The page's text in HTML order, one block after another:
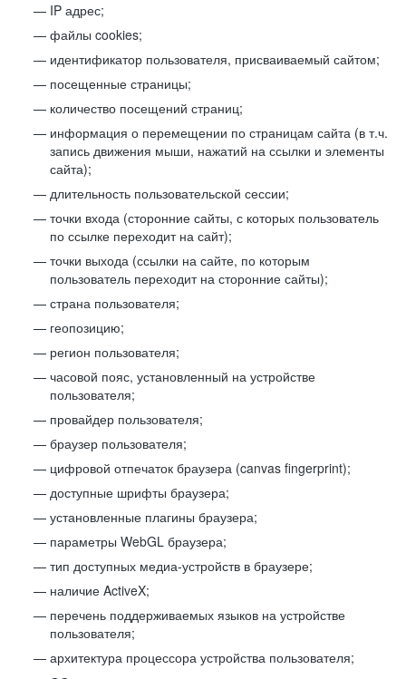
IP адрес;
файлы cookies;
идентификатор пользователя, присваиваемый сайтом;
посещенные страницы;
количество посещений страниц;
информация о перемещении по страницам сайта (в т.ч.
запись движения мыши, нажатий на ссылки и элементы
сайта);
длительность пользовательской сессии;
точки входа (сторонние сайты, с которых пользователь
по ссылке переходит на сайт);
точки выхода (ссылки на сайте, по которым
пользователь переходит на сторонние сайты);
страна пользователя;
геопозицию;
регион пользователя;
часовой пояс, установленный на устройстве
пользователя;
провайдер пользователя;
браузер пользователя;
цифровой отпечаток браузера (canvas fingerprint);
доступные шрифты браузера;
установленные плагины браузера;
параметры WebGL браузера;
тип доступных медиа-устройств в браузере;
наличие ActiveX;
перечень поддерживаемых языков на устройстве
пользователя;
архитектура процессора устройства пользователя;